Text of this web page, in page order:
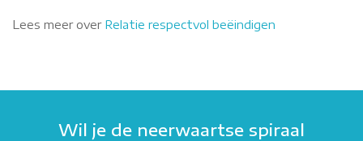
Lees meer over Relatie respectvol beëindigen
Wil je de neerwaartse spiraal